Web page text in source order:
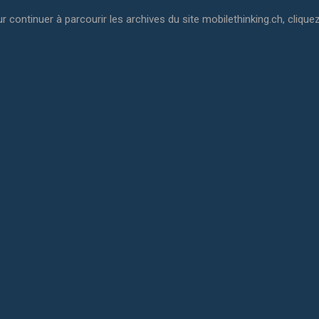
continuer à parcourir les archives du site mobilethinking.ch,